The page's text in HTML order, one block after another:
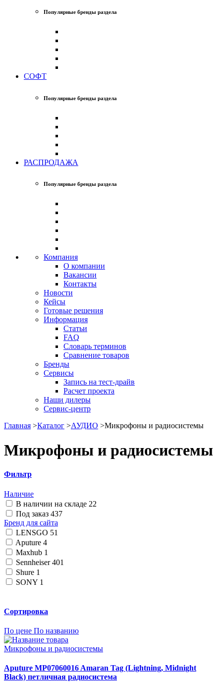
Популярные бренды раздела
СОФТ
Популярные бренды раздела
РАСПРОДАЖА
Популярные бренды раздела
Компания
О компании
Вакансии
Контакты
Новости
Кейсы
Готовые решения
Информация
Статьи
FAQ
Словарь терминов
Сравнение товаров
Бренды
Сервисы
Запись на тест-драйв
Расчет проекта
Наши дилеры
Сервис-центр
Главная >Каталог >АУДИО >Микрофоны и радиосистемы
Микрофоны и радиосистемы
Фильтр
Наличие
В наличии на складе 22
Под заказ 437
Бренд для сайта
LENSGO 51
Aputure 4
Maxhub 1
Sennheiser401
Shure 1
SONY 1
Сортировка
По цене По названию
Микрофоны и радиосистемы
Aputure MP07060016 Amaran Tag (Lightning, Midnight
Black) петличная радиосистема